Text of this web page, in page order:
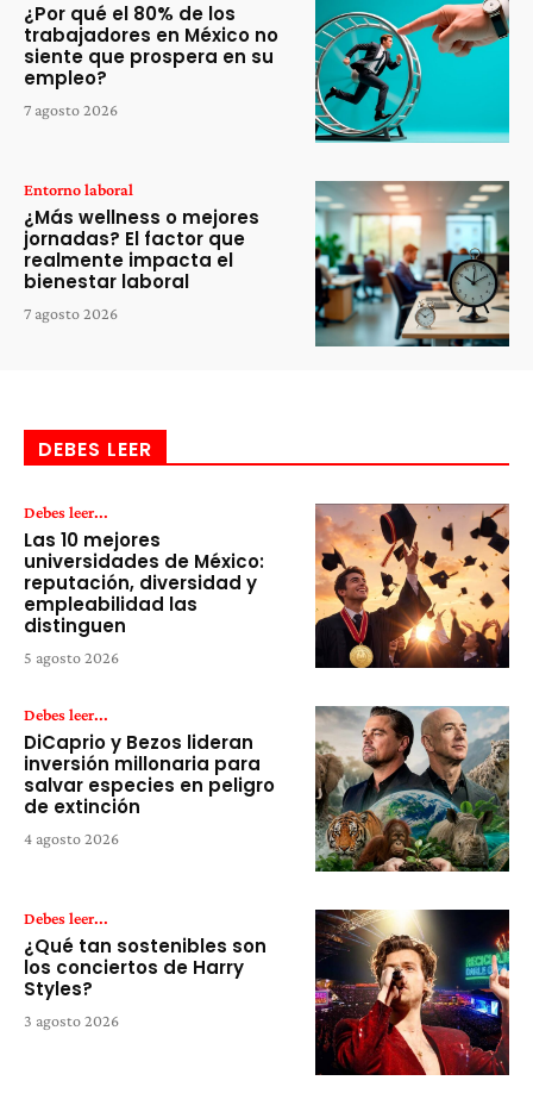
¿Por qué el 80% de los
trabajadores en México no
siente que prospera en su
empleo?
7 agosto 2026
Entorno laboral
¿Más wellness o mejores
jornadas? El factor que
realmente impacta el
bienestar laboral
7 agosto 2026
DEBES LEER
Debes leer...
Las 10 mejores
universidades de México:
reputación, diversidad y
empleabilidad las
distinguen
5 agosto 2026
Debes leer...
DiCaprio y Bezos lideran
inversión millonaria para
salvar especies en peligro
de extinción
4 agosto 2026
Debes leer...
¿Qué tan sostenibles son
los conciertos de Harry
Styles?
3 agosto 2026